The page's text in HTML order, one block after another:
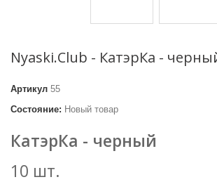
Nyaski.Club - КатэрКа -
Артикул 55
Состояние: Новый товар
КатэрКа - черный
10 шт.